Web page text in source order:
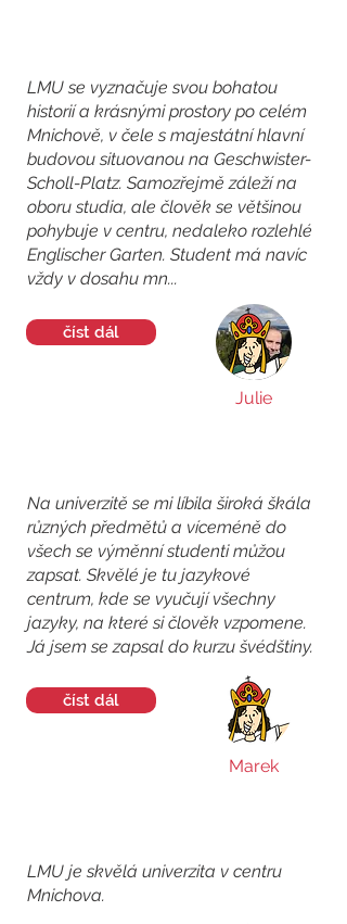
LMU se vyznačuje svou bohatou
historií a krásnými prostory po celém
Mnichově, v čele s majestátní hlavní
budovou situovanou na Geschwister-
Scholl-Platz. Samozřejmě záleží na
oboru studia, ale člověk se většinou
pohybuje v centru, nedaleko rozlehlé
Englischer Garten. Student má navíc
vždy v dosahu mn...
číst dál
Julie
Na univerzitě se mi líbila široká škála
různých předmětů a víceméně do
všech se výměnní studenti můžou
zapsat. Skvělé je tu jazykové
centrum, kde se vyučují všechny
jazyky, na které si člověk vzpomene.
Já jsem se zapsal do kurzu švédštiny.
číst dál
Marek
LMU je skvělá univerzita v centru
Mnichova.